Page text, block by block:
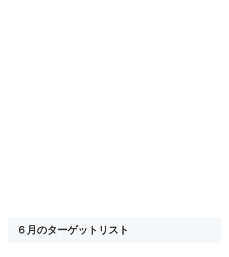
６月のターゲットリスト